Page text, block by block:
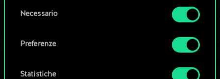
Tutti i dettagli su come utilizziamo i cookie e su
disponibili nel menu "Impostazioni" qui sotto.
delNecessario
Preferenze
Statistiche